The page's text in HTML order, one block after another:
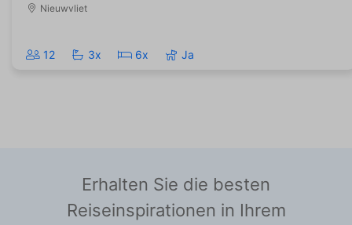
Nieuwvliet
12 3x 6x Ja
Erhalten Sie die besten
Reiseinspirationen in Ihrem